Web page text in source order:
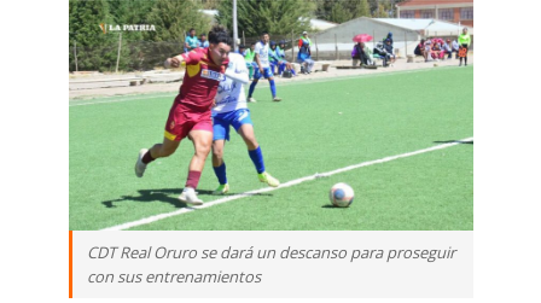
CDT Real Oruro se dará un descanso para proseguir
con sus entrenamientos